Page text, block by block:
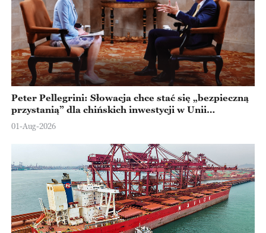
Peter Pellegrini: Słowacja chce stać się „bezpieczną
przystanią” dla chińskich inwestycji w Unii
Europejskiej
01-Aug-2026